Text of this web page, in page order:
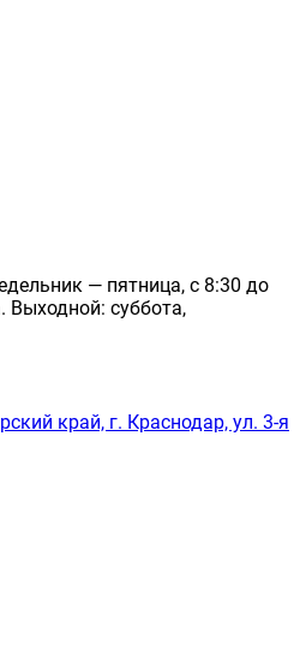
— пятница, с 8:30 до
Выходной: суббота,
край, г. Краснодар, ул. 3-я